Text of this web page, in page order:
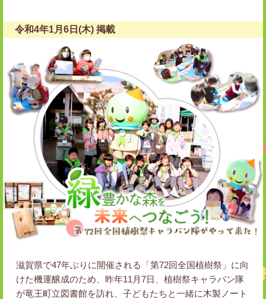
令和4年1月6日(木) 掲載
滋賀県で47年ぶりに開催される「第72回全国植樹祭」に向
けた機運醸成のため、昨年11月7日、植樹祭キャラバン隊
が竜王町立図書館を訪れ、子どもたちと一緒に木製ノート